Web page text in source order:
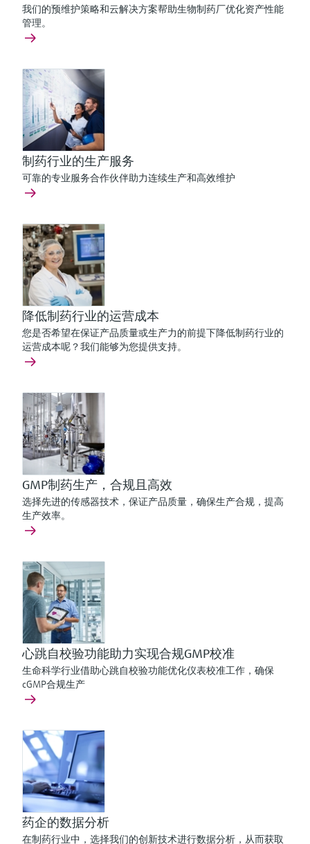
我们的预维护策略和云解决方案帮助生物制药厂优化资产性能
管理。
制药行业的生产服务
可靠的专业服务合作伙伴助力连续生产和高效维护
降低制药行业的运营成本
您是否希望在保证产品质量或生产力的前提下降低制药行业的
运营成本呢？我们能够为您提供支持。
GMP制药生产，合规且高效
选择先进的传感器技术，保证产品质量，确保生产合规，提高
生产效率。
心跳自校验功能助力实现合规GMP校准
生命科学行业借助心跳自校验功能优化仪表校准工作，确保
cGMP合规生产
药企的数据分析
在制药行业中，选择我们的创新技术进行数据分析，从而获取